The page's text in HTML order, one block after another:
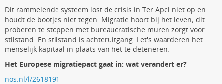
Dit rammelende systeem lost de crisis in Ter Apel niet op en
houdt de bootjes niet tegen. Migratie hoort bij het leven; dit
proberen te stoppen met bureaucratische muren zorgt voor
stilstand. En stilstand is achteruitgang. Let's waarderen het
menselijk kapitaal in plaats van het te deteneren.
Het Europese migratiepact gaat in: wat verandert er?
nos.nl/l/2618191